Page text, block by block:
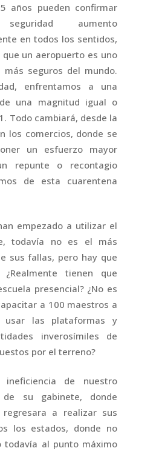
años pueden confirmar
aumento
en todos los sentidos,
un aeropuerto es uno
más seguros del mundo.
enfrentamos a una
una magnitud igual o
Todo cambiará, desde la
los comercios, donde se
un esfuerzo mayor
repunte o recontagio
de esta cuarentena
empezado a utilizar el
todavía no es el más
sus fallas, pero hay que
tienen que
presencial? ¿No es
a 100 maestros a
usar las plataformas y
inverosímiles de
por el terreno?
de nuestro
su gabinete, donde
regresara a realizar sus
los estados, donde no
todavía al punto máximo